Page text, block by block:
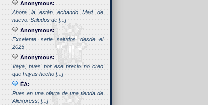
Anonymous:
Ahora la están echando Mad de
nuevo. Saludos de [...]
Anonymous:
Excelente serie saludos desde el
2025
Anonymous:
Vaya, pues por ese precio no creo
que hayas hecho [...]
ÉA:
Pues en una oferta de una tienda de
Aliexpress, [...]